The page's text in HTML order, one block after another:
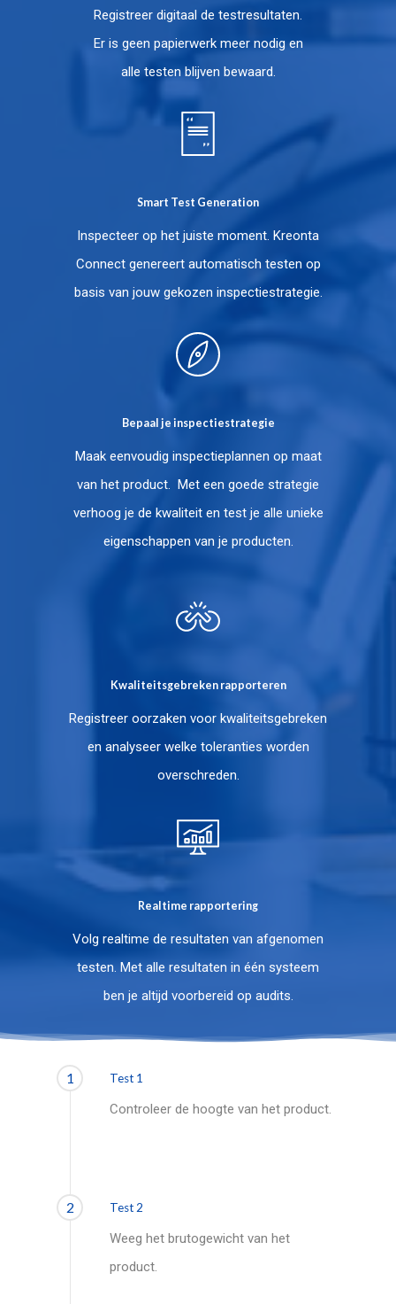
Registreer digitaal de testresultaten.
Er is geen papierwerk meer nodig en
alle testen blijven bewaard.
Smart Test Generation
Inspecteer op het juiste moment. Kreonta
Connect genereert automatisch testen op
basis van jouw gekozen inspectiestrategie.
Bepaal je inspectiestrategie
Maak eenvoudig inspectieplannen op maat
van het product. Met een goede strategie
verhoog je de kwaliteit en test je alle unieke
eigenschappen van je producten.
Kwaliteitsgebreken rapporteren
Registreer oorzaken voor kwaliteitsgebreken
en analyseer welke toleranties worden
overschreden.
Realtime rapportering
Volg realtime de resultaten van afgenomen
testen. Met alle resultaten in één systeem
ben je altijd voorbereid op audits.
1 Test 1
Controleer de hoogte van het product.
2 Test 2
Weeg het brutogewicht van het
product.